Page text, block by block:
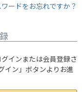
ードをお忘れですか？
インまたは会員登録さ
イン」ボタンよりお進